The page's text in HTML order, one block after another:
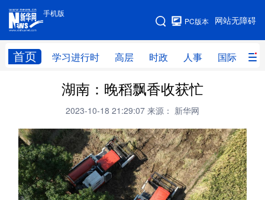
手机版
网站无障碍
PC版本
首页 学习进行时 高层 时政 人事 国际 财
手机版
网站地图
高层 时政
财经 网评
台湾 思客智库 全球连线 教育
科技 科创 量子 体育
文化 书画 健康 军事
湖南：晚稻飘香收获忙
2023-10-18 21:29:07 来源： 新华网